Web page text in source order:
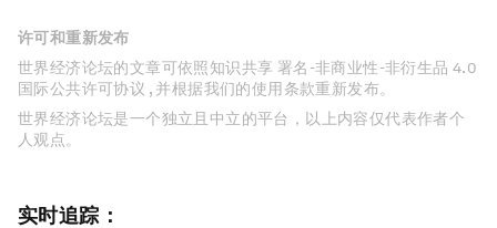
许可和重新发布
世界经济论坛的文章可依照知识共享 署名-非商业性-非衍生品 4.0
国际公共许可协议 , 并根据我们的使用条款重新发布。
世界经济论坛是一个独立且中立的平台，以上内容仅代表作者个
人观点。
实时追踪：